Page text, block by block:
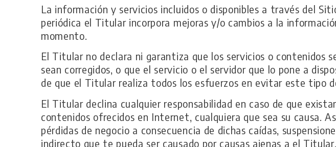
La información y servicios incluidos o disponibles a través del
periódica el Titular incorpora mejoras y/o cambios a la
momento.
El Titular no declara ni garantiza que los servicios o contenidos
sean corregidos, o que el servicio o el servidor que lo pone a
de que el Titular realiza todos los esfuerzos en evitar este tipo
El Titular declina cualquier responsabilidad en caso de que
contenidos ofrecidos en Internet, cualquiera que sea su causa.
pérdidas de negocio a consecuencia de dichas caídas,
indirecto que te pueda ser causado por causas ajenas a el Titular.